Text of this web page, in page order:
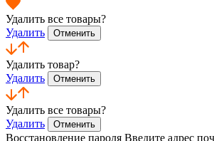
Удалить все товары?
Удалить
Отменить
Удалить товар?
Удалить
Отменить
Удалить все товары?
Удалить
Отменить
Восстановление пароля Введите адрес